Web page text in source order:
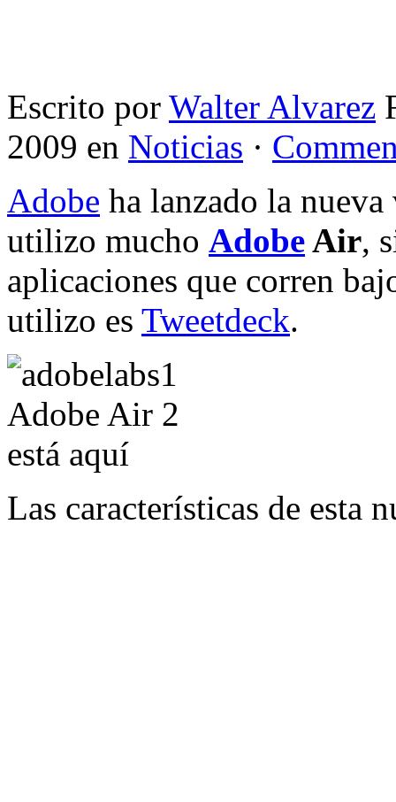
Escrito por Walter Alvarez
2009 en Noticias ·
Adobe ha lanzado la
utilizo mucho AdobeAir,
aplicaciones que corren
utilizo es Tweetdeck.
Las características de esta